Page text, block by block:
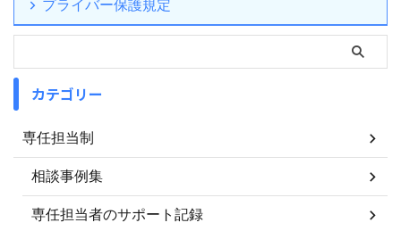
プライバー保護規定
カテゴリー
専任担当制
相談事例集
専任担当者のサポート記録